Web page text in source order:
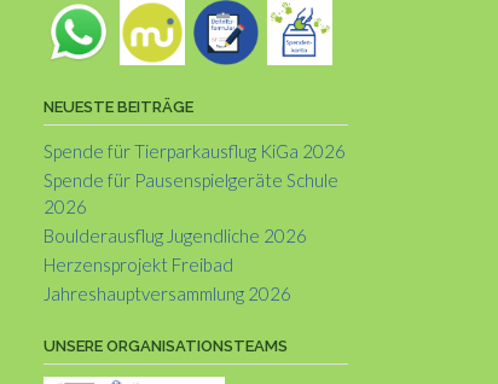
NEUESTE BEITRÄGE
Spende für Tierparkausflug KiGa 2026
Spende für Pausenspielgeräte Schule
2026
Boulderausflug Jugendliche 2026
Herzensprojekt Freibad
Jahreshauptversammlung 2026
UNSERE ORGANISATIONSTEAMS